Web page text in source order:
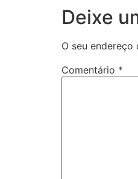
Deixe
O seu
Comentário *